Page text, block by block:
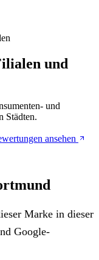
und
und
Städten.
ansehen
Marke in dieser
Google-